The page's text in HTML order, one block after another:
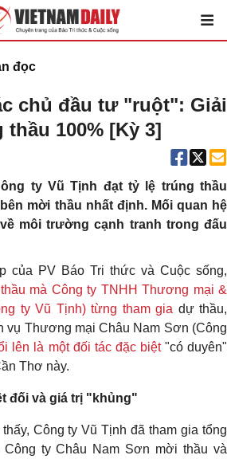
đọc
chủ đầu tư "ruột": Giải
thầu 100% [Kỳ 3]
ty Vũ Tịnh đạt tỷ lệ trúng thầu
mời thầu nhất định. Mối quan hệ
môi trường cạnh tranh trong đấu
của PV Báo Tri thức và Cuộc sống,
mà Công ty TNHH Thương mại &
ty Vũ Tịnh) từng tham gia dự thầu,
vụ Thương mại Châu Nam Sơn (Công
lên là một đối tác đặc biệt"có duyên"
Thơ này.
đối và giá trị "khủng"
Công ty Vũ Tịnh đã tham gia tổng
ty Châu Nam Sơn mời thầu và